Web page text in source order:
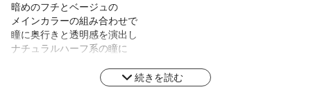
暗めのフチとベージュの
メインカラーの組み合わせで
瞳に奥行きと透明感を演出し
ナチュラルハーフ系の瞳に
花粉症には一般的に花粉がつきにくいとされる
非イオン素材の低含水レンズがおすすめ！
続きを読む